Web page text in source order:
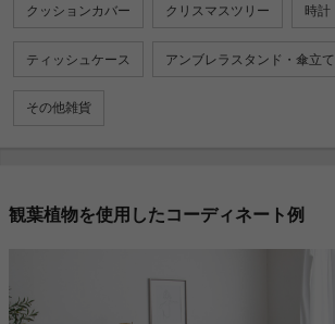
クッションカバー クリスマスツリー 時計
ティッシュケース アンブレラスタンド・傘立て
その他雑貨
観葉植物を使用したコーディネート例